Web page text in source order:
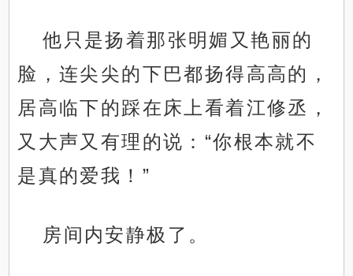
他只是扬着那张明媚又艳丽的
脸，连尖尖的下巴都扬得高高的，
居高临下的踩在床上看着江修丞，
又大声又有理的说：“你根本就不
是真的爱我！”
房间内安静极了。